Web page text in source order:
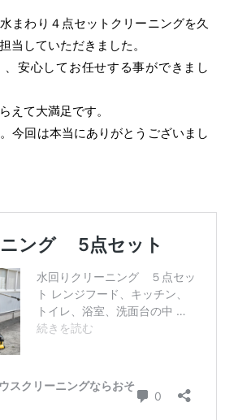
まわり４点セットクリーニングを久
当していただきました。
、安心してお任せする事ができまし
えて大満足です。
今回は本当にありがとうございまし